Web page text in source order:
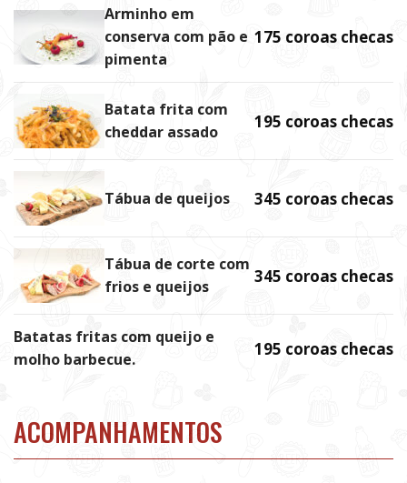
Arminho em
conserva com pão e
pimenta
175 coroas checas
Batata frita com
cheddar assado
195 coroas checas
Tábua de queijos 345 coroas checas
Tábua de corte com
frios e queijos
345 coroas checas
Batatas fritas com queijo e
molho barbecue.
195 coroas checas
ACOMPANHAMENTOS